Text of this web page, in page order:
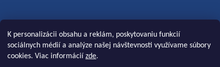
K personalizácii obsahu a reklám, poskytovaniu funkcií
sociálnych médií a analýze našej návštevnosti využívame súbory
cookies. Viac informácií zde.